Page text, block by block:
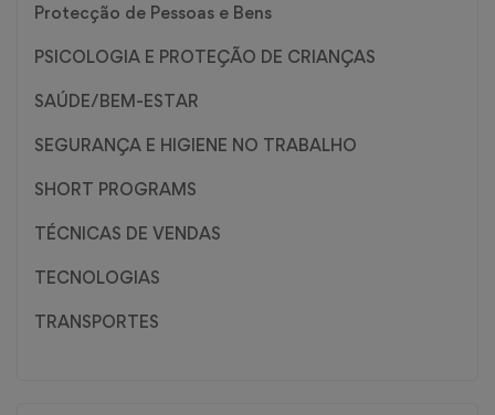
Protecção de Pessoas e Bens
PSICOLOGIA E PROTEÇÃO DE CRIANÇAS
SAÚDE/BEM-ESTAR
SEGURANÇA E HIGIENE NO TRABALHO
SHORT PROGRAMS
TÉCNICAS DE VENDAS
TECNOLOGIAS
TRANSPORTES